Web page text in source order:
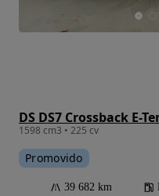
DS DS7 Crossback E-
1598 cm3 • 225 cv
Promovido
39 682 km